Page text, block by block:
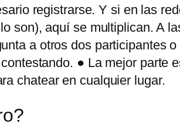
registrarse. Y si en las
son), aquí se multiplican. A
a otros dos participantes
● La mejor parte
chatear en cualquier lugar.